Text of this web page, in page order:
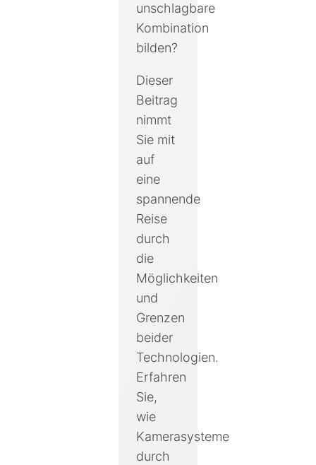
unschlagbare
Kombination
bilden?
Dieser
Beitrag
nimmt
Sie mit
auf
eine
spannende
Reise
durch
die
Möglichkeiten
und
Grenzen
beider
Technologien.
Erfahren
Sie,
wie
Kamerasysteme
durch